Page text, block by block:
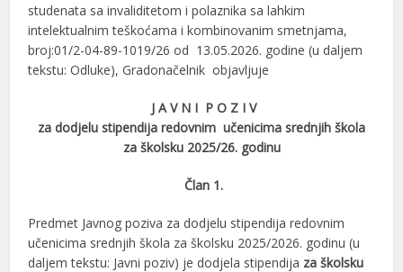
studenata sa invaliditetom i polaznika sa lahkim
intelektualnim teškoćama i kombinovanim smetnjama,
broj:01/2-04-89-1019/26 od 13.05.2026. godine (u daljem
tekstu: Odluke), Gradonačelnik objavljuje
J A V N I P O Z I V
za dodjelu stipendija redovnim učenicima srednjih škola
za školsku 2025/26. godinu
Član 1.
Predmet Javnog poziva za dodjelu stipendija redovnim
učenicima srednjih škola za školsku 2025/2026. godinu (u
daljem tekstu: Javni poziv) je dodjela stipendija za školsku